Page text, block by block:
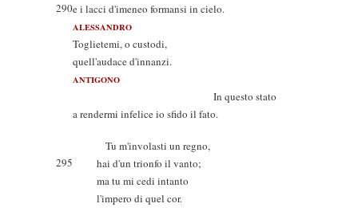
290e i lacci d'imeneo formansi in cielo.
ALESSANDRO
Toglietemi, o custodi,
quell'audace d'innanzi.
ANTIGONO
In questo stato
a rendermi infelice io sfido il fato.
Tu m'involasti un regno,
295
hai d'un trionfo il vanto;
ma tu mi cedi intanto
l'impero di quel cor.